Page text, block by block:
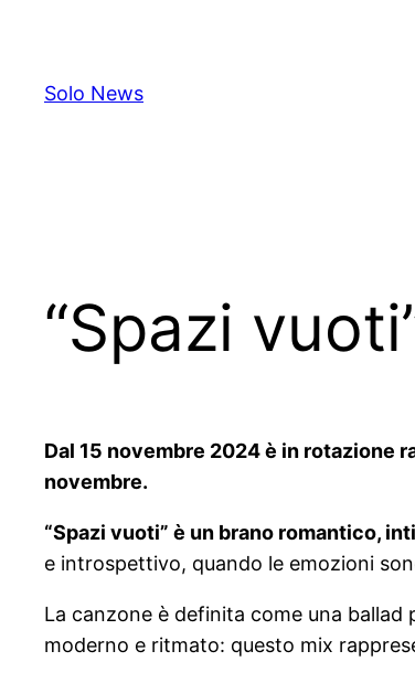
content
Solo News
“Spazi
Dal 15 novembre 2024 è in rotazione
novembre.
“Spazi vuoti” è un brano romantico,
e introspettivo, quando le emozioni
La canzone è definita come una
moderno e ritmato: questo mix